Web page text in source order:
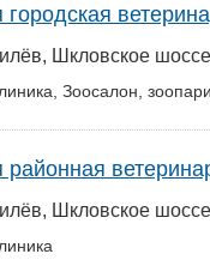
Шкловское
Зоосалон,
районная
Шкловское